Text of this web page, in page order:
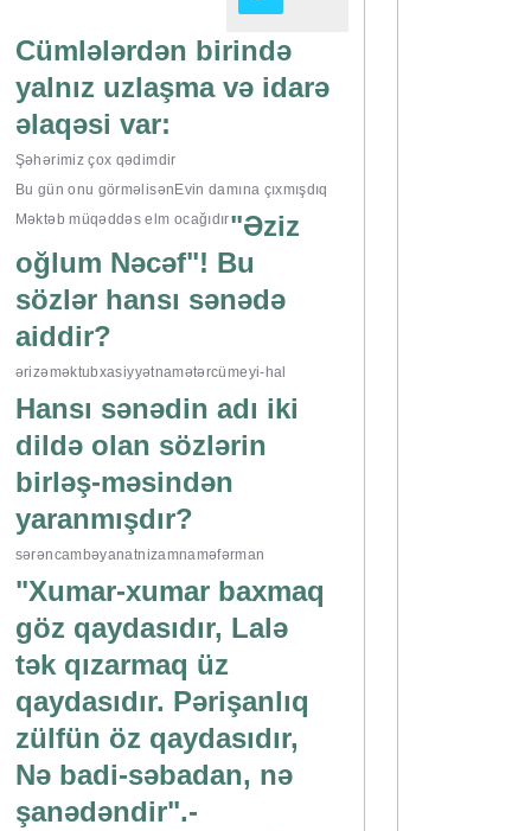
Cümlələrdən birində
yalnız uzlaşma və idarə
əlaqəsi var:
Şəhərimiz çox qədimdir
Bu gün onu görməlisən Evin damına çıxmışdıq
Məktəb müqəddəs elm ocağıdır"Əziz
oğlum Nəcəf"! Bu
sözlər hansı sənədə
aiddir?
ərizəməktubxasiyyətnamətərcümeyi-hal
Hansı sənədin adı iki
dildə olan sözlərin
birləş-məsindən
yaranmışdır?
sərəncam bəyanatnizamnaməfərman
"Xumar-xumar baxmaq
göz qaydasıdır, Lalə
tək qızarmaq üz
qaydasıdır. Pərişanlıq
zülfün öz qaydasıdır,
Nə badi-səbadan, nə
şanədəndir".-